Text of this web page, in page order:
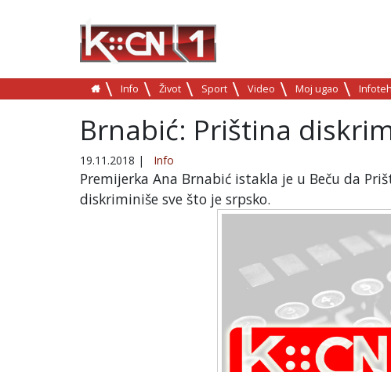
Info Život Sport Video Moj ugao
Brnabić: Priština
19.11.2018 | Info
Premijerka Ana Brnabić istakla je u Beču da
diskriminiše sve što je srpsko.